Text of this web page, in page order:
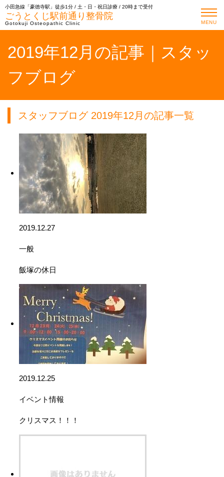
小田急線「豪徳寺駅」徒歩1分 / 土・日・祝日診療 / 20時まで受付
ごうとくじ駅前通り整骨院
Gotokuji Osteopathic Clinic MENU
2019年12月の記事｜スタッ
フブログ
スタッフブログ 2019年12月の記事一覧
2019.12.27
一般
飯塚の休日
2019.12.25
イベント情報
クリスマス！！！